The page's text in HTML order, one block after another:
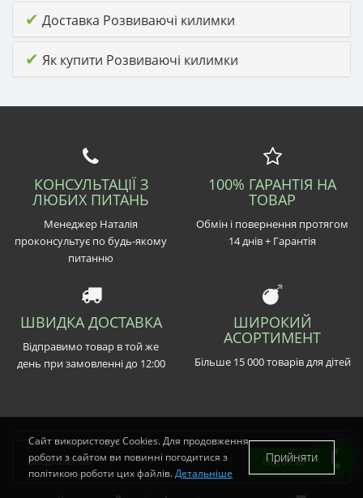
✔ Доставка Розвиваючі килимки
✔ Як купити Розвиваючі килимки
КОНСУЛЬТАЦІЇ З
ЛЮБИХ ПИТАНЬ
Менеджер Наталія
проконсультує по будь-якому
питанню
100% ГАРАНТІЯ НА
ТОВАР
Обмін і повернення протягом
14 днів + Гарантія
ШВИДКА ДОСТАВКА
Відправимо товар в той же
день при замовленні до 12:00
ШИРОКИЙ
АСОРТИМЕНТ
Більше 15 000 товарів для дітей
Підписка
Сайт використовує Cookies. Для продовження
роботи з сайтом ви повинні погодитися з
політикою роботи цих файлів.Детальніше
Прийняти